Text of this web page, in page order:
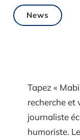
News
Tapez «
recherche et
journaliste
humoriste.